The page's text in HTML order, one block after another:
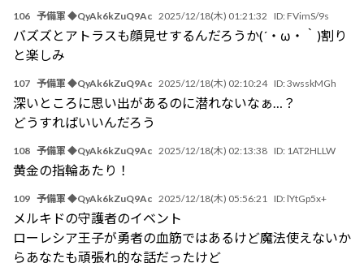
106 予備軍 ◆QyAk6kZuQ9Ac 2025/12/18(木) 01:21:32 ID: FVimS/9s
バズズとアトラスも顔見せするんだろうか(´・ω・｀)割り
と楽しみ
107 予備軍 ◆QyAk6kZuQ9Ac 2025/12/18(木) 02:10:24 ID:3wsskMGh
深いところに思い出があるのに潜れないなぁ…？
どうすればいいんだろう
108 予備軍 ◆QyAk6kZuQ9Ac 2025/12/18(木) 02:13:38 ID: 1AT2HLLW
黄金の指輪あたり！
109 予備軍 ◆QyAk6kZuQ9Ac 2025/12/18(木) 05:56:21 ID: lYtGp5x+
メルキドの守護者のイベント
ローレシア王子が勇者の血筋ではあるけど魔法使えないか
らあなたも頑張れ的な話だったけど